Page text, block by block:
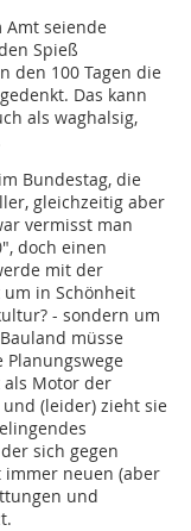
Amt seiende
Spieß
den 100 Tagen die
Das kann
als waghalsig,
Bundestag, die
gleichzeitig aber
vermisst man
doch einen
mit der
in Schönheit
- sondern um
müsse
Motor der
(leider) zieht sie
sich gegen
immer neuen (aber
und